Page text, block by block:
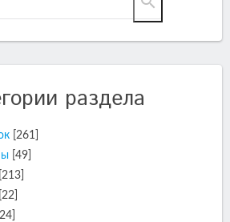
раздела
[261]
[49]
[213]
[22]
[24]